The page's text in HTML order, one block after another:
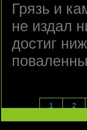
Грязь и
не издал
достиг
1 2